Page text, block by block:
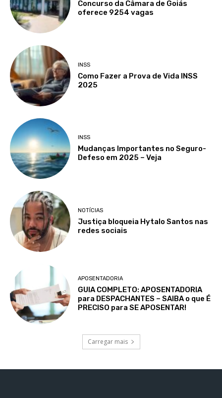
Concurso da Câmara de Goiás
oferece 9254 vagas
INSS
Como Fazer a Prova de Vida INSS
2025
INSS
Mudanças Importantes no Seguro-
Defeso em 2025 – Veja
NOTÍCIAS
Justiça bloqueia Hytalo Santos nas
redes sociais
APOSENTADORIA
GUIA COMPLETO: APOSENTADORIA
para DESPACHANTES – SAIBA o que É
PRECISO para SE APOSENTAR!
Carregar mais